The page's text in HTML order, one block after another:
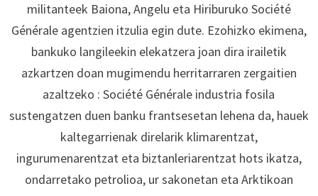
militanteek Baiona, Angelu eta Hiriburuko Société
Générale agentzien itzulia egin dute. Ezohizko ekimena,
bankuko langileekin elekatzera joan dira irailetik
azkartzen doan mugimendu herritarraren zergaitien
azaltzeko : Société Générale industria fosila
sustengatzen duen banku frantsesetan lehena da, hauek
kaltegarrienak direlarik klimarentzat,
ingurumenarentzat eta biztanleriarentzat hots ikatza,
ondarretako petrolioa, ur sakonetan eta Arktikoan